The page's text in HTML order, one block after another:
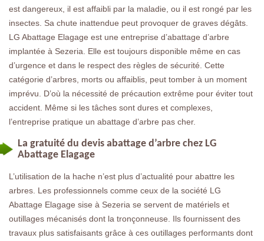
est dangereux, il est affaibli par la maladie, ou il est rongé par les
insectes. Sa chute inattendue peut provoquer de graves dégâts.
LG Abattage Elagage est une entreprise d’abattage d’arbre
implantée à Sezeria. Elle est toujours disponible même en cas
d’urgence et dans le respect des règles de sécurité. Cette
catégorie d’arbres, morts ou affaiblis, peut tomber à un moment
imprévu. D’où la nécessité de précaution extrême pour éviter tout
accident. Même si les tâches sont dures et complexes,
l’entreprise pratique un abattage d’arbre pas cher.
La gratuité du devis abattage d’arbre chez LG
Abattage Elagage
L’utilisation de la hache n’est plus d’actualité pour abattre les
arbres. Les professionnels comme ceux de la société LG
Abattage Elagage sise à Sezeria se servent de matériels et
outillages mécanisés dont la tronçonneuse. Ils fournissent des
travaux plus satisfaisants grâce à ces outillages performants dont